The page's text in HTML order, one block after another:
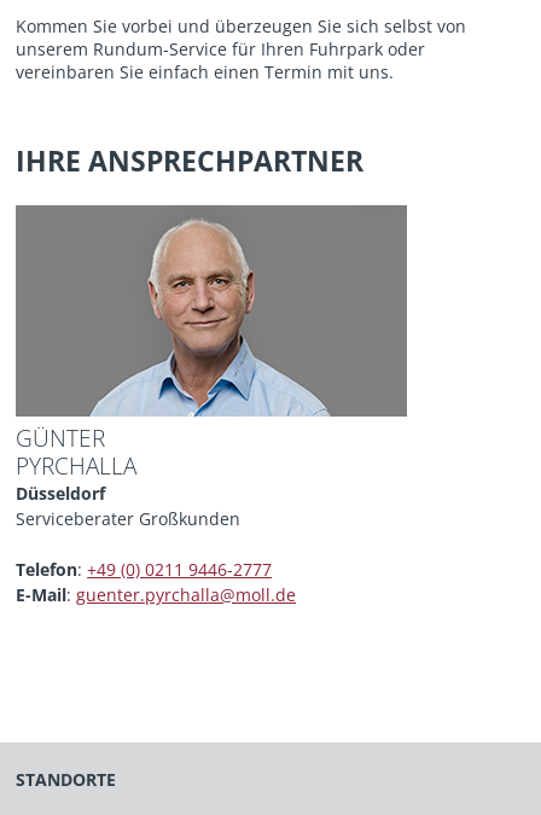
Kommen Sie vorbei und überzeugen Sie sich selbst von
unserem Rundum-Service für Ihren Fuhrpark oder
vereinbaren Sie einfach einen Termin mit uns.
IHRE ANSPRECHPARTNER
GÜNTER
PYRCHALLA
Düsseldorf
Serviceberater Großkunden
Telefon:+49 (0) 0211 9446-2777
E-Mail:guenter.pyrchalla@moll.de
STANDORTE